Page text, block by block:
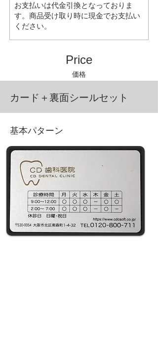
お支払いは代金引換となっておりま
す。商品受け取り時に現金でお支払い
ください。
​Price
価格
カード＋裏面シールセット
基本パターン